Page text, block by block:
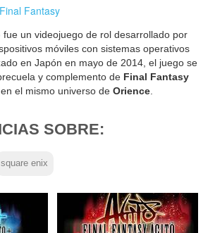
Fantasy
fue un videojuego de rol desarrollado por
móviles con sistemas operativos
en Japón en mayo de 2014, el juego se
y complemento de Final Fantasy
el mismo universo deOrience.
SOBRE:
square enix